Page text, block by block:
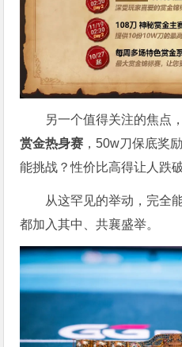
另一个值得关注的焦点
赏金热身赛 ，50w刀保底奖
能挑战？性价比高得让人跌
从这罕见的举动，完全
都加入其中、共襄盛举。